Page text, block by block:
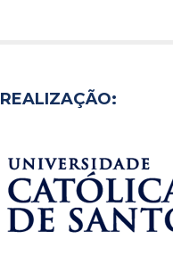
REALIZAÇÃO: